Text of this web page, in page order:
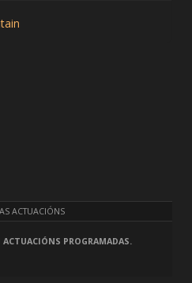
ACTUACIÓNS
PROGRAMADAS.